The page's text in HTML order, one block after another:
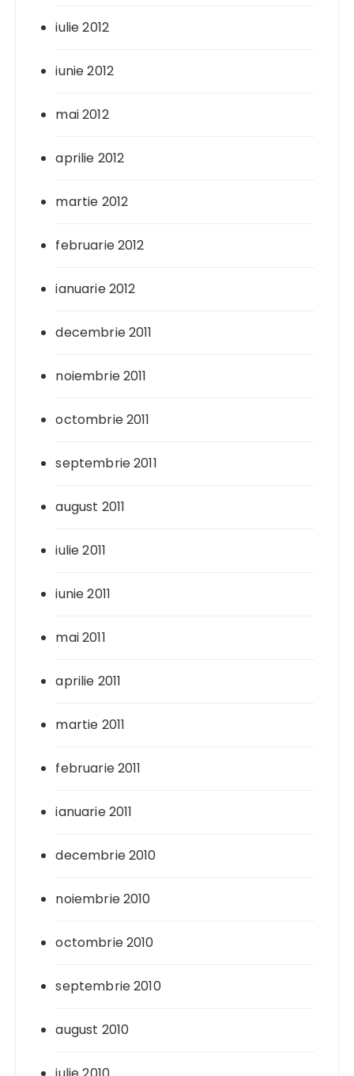
iulie 2012
iunie 2012
mai 2012
aprilie 2012
martie 2012
februarie 2012
ianuarie 2012
decembrie 2011
noiembrie 2011
octombrie 2011
septembrie 2011
august 2011
iulie 2011
iunie 2011
mai 2011
aprilie 2011
martie 2011
februarie 2011
ianuarie 2011
decembrie 2010
noiembrie 2010
octombrie 2010
septembrie 2010
august 2010